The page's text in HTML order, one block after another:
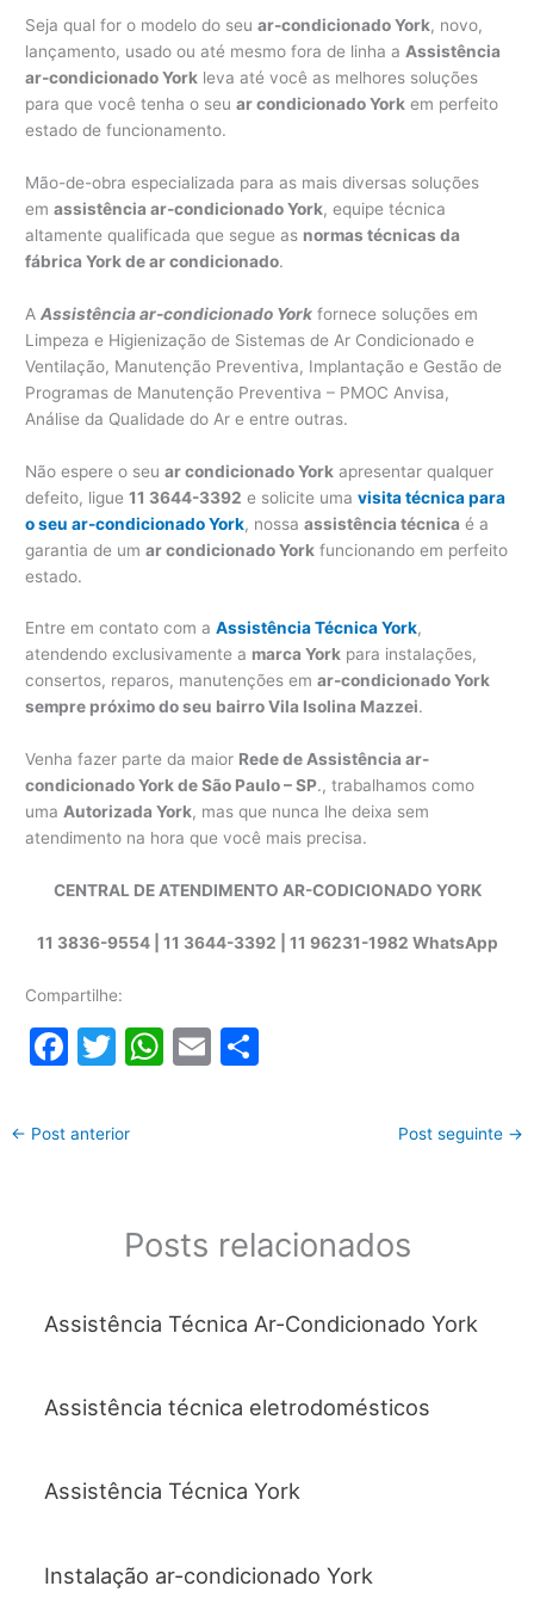
Seja qual for o modelo do seuar-condicionado York, novo,
lançamento, usado ou até mesmo fora de linha a Assistência
ar-condicionado York leva até você as melhores soluções
para que você tenha o seuar condicionado York em perfeito
estado de funcionamento.
Mão-de-obra especializada para as mais diversas soluções
emassistência ar-condicionado York, equipe técnica
altamente qualificada que segue as normas técnicas da
fábrica York de ar condicionado.
AAssistência ar-condicionado York fornece soluções em
Limpeza e Higienização de Sistemas de Ar Condicionado e
Ventilação, Manutenção Preventiva, Implantação e Gestão de
Programas de Manutenção Preventiva – PMOC Anvisa,
Análise da Qualidade do Ar e entre outras.
Não espere o seuar condicionado York apresentar qualquer
defeito, ligue11 3644-3392 e solicite umavisita técnica para
o seu ar-condicionado York, nossaassistência técnica é a
garantia de umar condicionado York funcionando em perfeito
estado.
Entre em contato com aAssistência Técnica York,
atendendo exclusivamente a marca York para instalações,
consertos, reparos, manutenções emar-condicionado York
sempre próximo do seu bairro Vila Isolina Mazzei.
Venha fazer parte da maior Rede de Assistência ar-
condicionado York de São Paulo – SP., trabalhamos como
umaAutorizada York, mas que nunca lhe deixa sem
atendimento na hora que você mais precisa.
CENTRAL DE ATENDIMENTO AR-CODICIONADO YORK
11 3836-9554 | 11 3644-3392 | 11 96231-1982 WhatsApp
Compartilhe:
F
c
k
T
itt
W
p
E
← Post anterior Post seguinte →
Posts relacionados
Assistência Técnica Ar-Condicionado York
Assistência técnica eletrodomésticos
Assistência Técnica York
Instalação ar-condicionado York